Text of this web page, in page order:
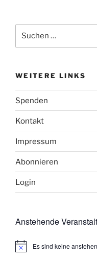
nach:
WEITERE LINKS
Spenden
Kontakt
Impressum
Abonnieren
Login
Anstehende
H
Es sind keine